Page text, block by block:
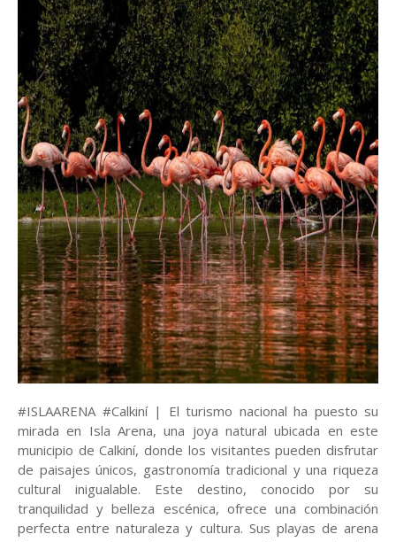
#ISLAARENA #Calkiní | El turismo nacional ha puesto su
mirada en Isla Arena, una joya natural ubicada en este
municipio de Calkiní, donde los visitantes pueden disfrutar
de paisajes únicos, gastronomía tradicional y una riqueza
cultural inigualable. Este destino, conocido por su
tranquilidad y belleza escénica, ofrece una combinación
perfecta entre naturaleza y cultura. Sus playas de arena